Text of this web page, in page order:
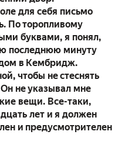
для себя письмо
По торопливому
буквами, я понял,
последнюю минуту
в Кембридж.
чтобы не стеснять
не указывал мне
вещи. Все-таки,
лет и я должен
и предусмотрителен